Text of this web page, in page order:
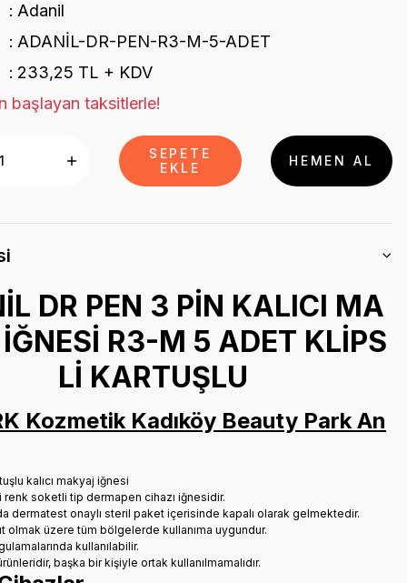
Adanil
ADANİL-DR-PEN-R3-M-5-ADET
233,25 TL + KDV
başlayan taksitlerle!
SEPETE
EKLE
HEMEN AL
DR PEN 3 PİN KALICI MA
R3-M 5 ADET KLİPS
Lİ KARTUŞLU
Kozmetik Kadıköy Beauty Park An
kalıcı makyaj iğnesi
soketli tip dermapen cihazı iğnesidir.
dermatest onaylı steril paket içerisinde kapalı olarak gelmektedir.
olmak üzere tüm bölgelerde kullanıma uygundur.
kullanılabilir.
başka bir kişiyle ortak kullanılmamalıdır.